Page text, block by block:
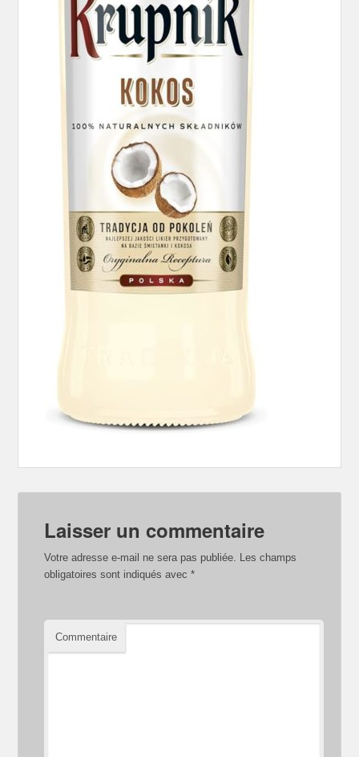
Laisser un commentaire
Votre adresse e-mail ne sera pas publiée. Les champs
obligatoires sont indiqués avec*
Commentaire